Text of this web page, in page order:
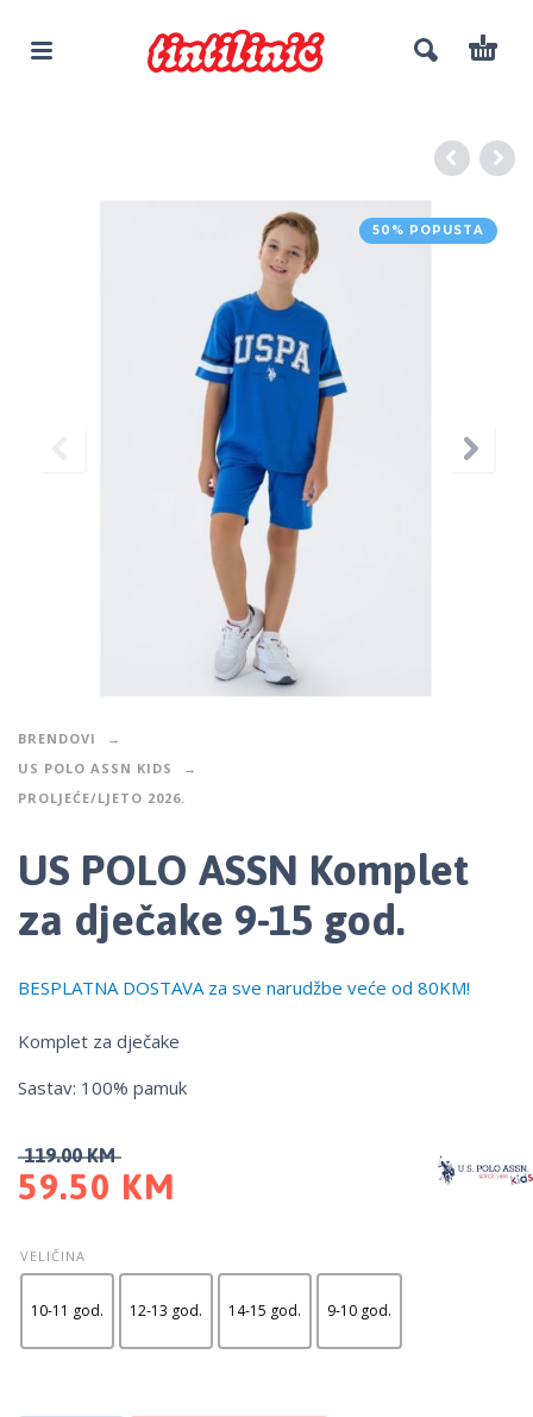
50% POPUSTA
BRENDOVI
US POLO ASSN KIDS
PROLJEĆE/LJETO 2026.
US POLO ASSN Komplet
za dječake 9-15 god.
BESPLATNA DOSTAVA za sve narudžbe veće od 80KM!
Komplet za dječake
Sastav: 100% pamuk
119.00KM
59.50 KM
VELIČINA
10-11 god. 12-13 god. 14-15 god. 9-10 god.